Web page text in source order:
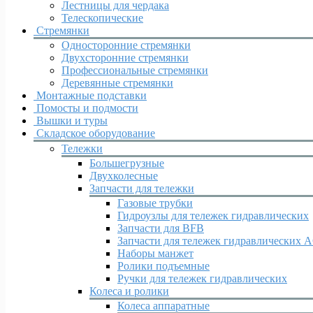
Лестницы для чердака
Телескопические
Стремянки
Односторонние стремянки
Двухсторонние стремянки
Профессиональные стремянки
Деревянные стремянки
Монтажные подставки
Помосты и подмости
Вышки и туры
Складское оборудование
Тележки
Большегрузные
Двухколесные
Запчасти для тележки
Газовые трубки
Гидроузлы для тележек гидравлических
Запчасти для BFB
Запчасти для тележек гидравлических
Наборы манжет
Ролики подъемные
Ручки для тележек гидравлических
Колеса и ролики
Колеса аппаратные